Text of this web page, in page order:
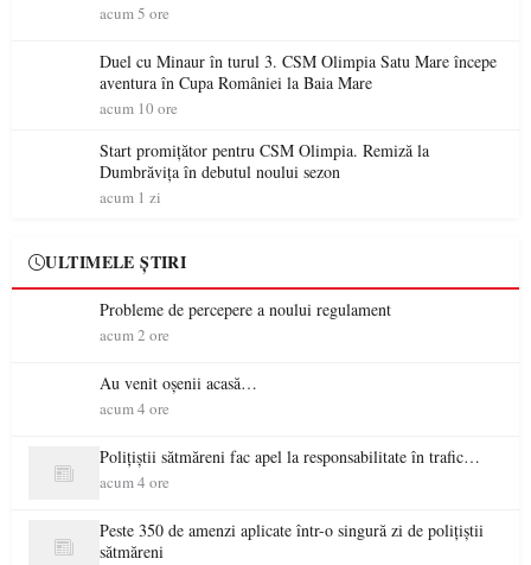
acum 5 ore
Duel cu Minaur în turul 3. CSM Olimpia Satu Mare începe
aventura în Cupa României la Baia Mare
acum 10 ore
Start promițător pentru CSM Olimpia. Remiză la
Dumbrăvița în debutul noului sezon
acum 1 zi
ULTIMELE ȘTIRI
Probleme de percepere a noului regulament
acum 2 ore
Au venit oșenii acasă…
acum 4 ore
Polițiștii sătmăreni fac apel la responsabilitate în trafic…
acum 4 ore
Peste 350 de amenzi aplicate într-o singură zi de polițiștii
sătmăreni